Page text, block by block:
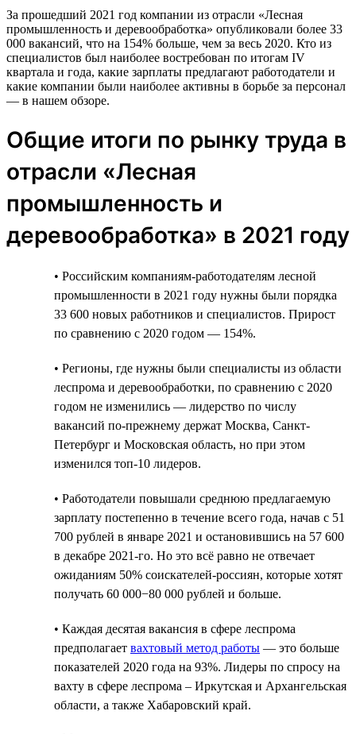
За прошедший 2021 год компании из отрасли «Лесная
промышленность и деревообработка» опубликовали более 33
000 вакансий, что на 154% больше, чем за весь 2020. Кто из
специалистов был наиболее востребован по итогам IV
квартала и года, какие зарплаты предлагают работодатели и
какие компании были наиболее активны в борьбе за персонал
— в нашем обзоре.
Общие итоги по рынку труда в
отрасли «Лесная
промышленность и
деревообработка» в 2021 году
• Российским компаниям-работодателям лесной
промышленности в 2021 году нужны были порядка
33 600 новых работников и специалистов. Прирост
по сравнению с 2020 годом — 154%.
• Регионы, где нужны были специалисты из области
леспрома и деревообработки, по сравнению с 2020
годом не изменились — лидерство по числу
вакансий по-прежнему держат Москва, Санкт-
Петербург и Московская область, но при этом
изменился топ-10 лидеров.
• Работодатели повышали среднюю предлагаемую
зарплату постепенно в течение всего года, начав с 51
700 рублей в январе 2021 и остановившись на 57 600
в декабре 2021-го. Но это всё равно не отвечает
ожиданиям 50% соискателей-россиян, которые хотят
получать 60 000−80 000 рублей и больше.
• Каждая десятая вакансия в сфере леспрома
предполагает вахтовый метод работы — это больше
показателей 2020 года на 93%. Лидеры по спросу на
вахту в сфере леспрома – Иркутская и Архангельская
области, а также Хабаровский край.